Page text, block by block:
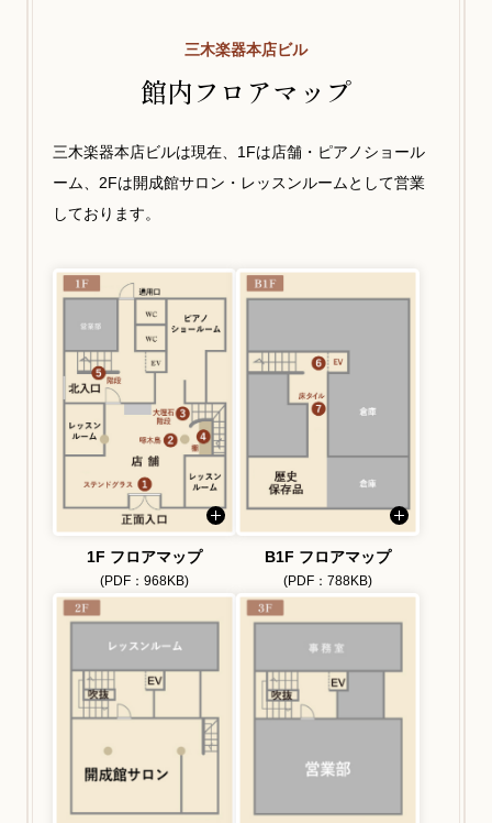
三木楽器本店ビル
館内フロアマップ
三木楽器本店ビルは現在、1Fは店舗・ピアノショール
ーム、2Fは開成館サロン・レッスンルームとして営業
しております。
1F フロアマップ
(PDF：968KB)
B1F フロアマップ
(PDF：788KB)